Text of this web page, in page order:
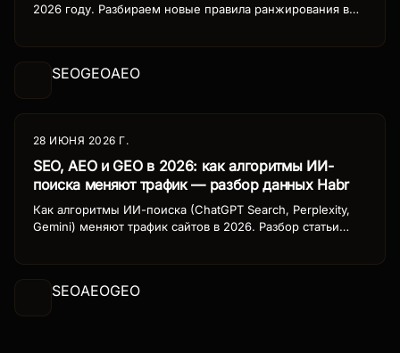
2026 году. Разбираем новые правила ранжирования в
SEOGEOAEO
28 ИЮНЯ 2026 Г.
SEO, AEO и GEO в 2026: как алгоритмы ИИ-
поиска меняют трафик — разбор данных Habr
Как алгоритмы ИИ-поиска (ChatGPT Search, Perplexity,
Gemini) меняют трафик сайтов в 2026. Разбор статьи
SEOAEOGEO